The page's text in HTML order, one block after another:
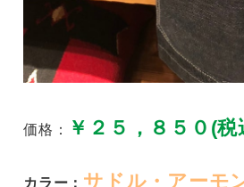
価格： ￥２５，８５０(税
カラー： サドル・アーモ